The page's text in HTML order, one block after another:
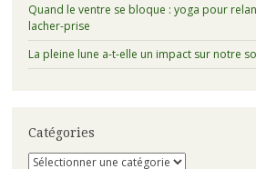
Quand le ventre se bloque : yoga pour
lacher-prise
La pleine lune a-t-elle un impact sur notre
Catégories
Catégories